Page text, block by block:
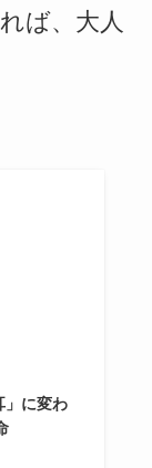
ば、大人
」に変わ